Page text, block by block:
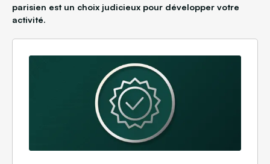
parisien est un choix judicieux pour développer votre
activité.